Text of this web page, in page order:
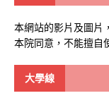
本網站的影片及圖片
本院同意，不能擅自
大學線